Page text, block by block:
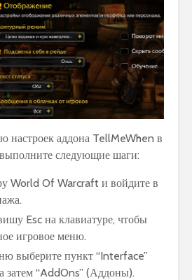
настроек аддона TellMeWhen в
следующие шаги:
World Of Warcraft и войдите в
Esc на клавиатуре, чтобы
игровое меню.
выберите пункт “Interface”
затем “AddOns” (Аддоны).